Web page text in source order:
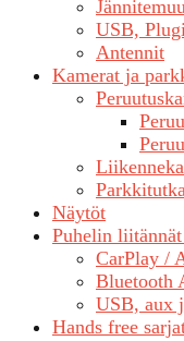
USB,
Antennit
Kamerat ja
Näytöt
Puhelin
CarPlay /
Bluetooth
USB, aux
Hands free